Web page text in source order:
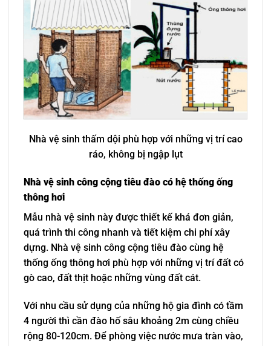
Nhà vệ sinh thấm dội phù hợp với những vị trí cao
ráo, không bị ngập lụt
Nhà vệ sinh công cộng tiêu đào có hệ thống ống
thông hơi
Mẫu nhà vệ sinh này được thiết kế khá đơn giản,
quá trình thi công nhanh và tiết kiệm chi phí xây
dựng. Nhà vệ sinh công cộng tiêu đào cùng hệ
thống ống thông hơi phù hợp với những vị trí đất có
gò cao, đất thịt hoặc những vùng đất cát.
Với nhu cầu sử dụng của những hộ gia đình có tầm
4 người thì cần đào hố sâu khoảng 2m cùng chiều
rộng 80-120cm. Để phòng việc nước mưa tràn vào,